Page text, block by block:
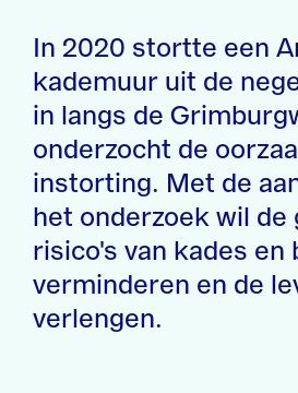
In 2020 stortte een
kademuur uit de
in langs de
onderzocht de
instorting. Met de
het onderzoek wil de
risico's van kades en
verminderen en de
verlengen.